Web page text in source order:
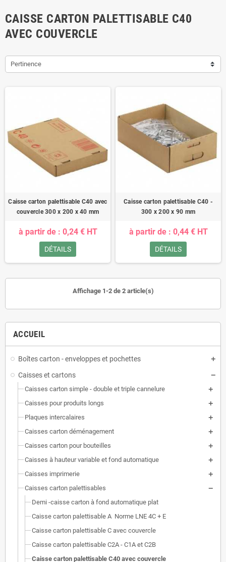
ACCUEIL
Boîtes carton - enveloppes et pochettes
Caisses et cartons
Caisses carton simple - double et triple cannelure
Caisses pour produits longs
Plaques intercalaires
Caisses carton déménagement
Caisses carton pour bouteilles
Caisses à hauteur variable et fond automatique
Caisses imprimerie
Caisses carton palettisables
Demi -caisse carton à fond automatique plat
Caisse carton palettisable A  Norme LNE 4C + E
Caisse carton palettisable C avec couvercle
Caisse carton palettisable C2A - C1A et C2B
Caisse carton palettisable C40 avec couvercle
CAISSE CARTON PALETTISABLE C40
AVEC COUVERCLE
Pertinence
Caisse carton palettisable C40 avec
couvercle 300 x 200 x 40 mm
à partir de : 0,24 € HT
DÉTAILS
Caisse carton palettisable C40 -
300 x 200 x 90 mm
à partir de : 0,44 € HT
DÉTAILS
Affichage 1-2 de 2 article(s)